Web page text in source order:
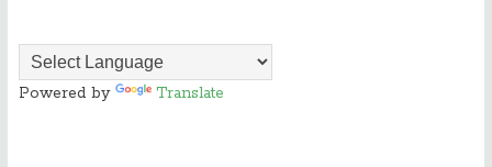
Powered by Translate